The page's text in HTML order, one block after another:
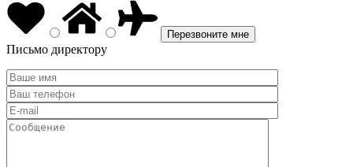
Письмо директору